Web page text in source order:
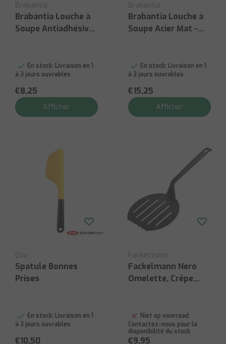
Brabantia
Brabantia Louche à
Soupe Antiadhésive
En stock: Livraison en 1
à 3 jours ouvrables
€8,25
Afficher
Brabantia
Brabantia Louche à
Soupe Acier Mat -
En stock: Livraison en 1
à 3 jours ouvrables
€15,25
Afficher
Oxo
Spatule Bonnes
Prises
En stock: Livraison en 1
à 3 jours ouvrables
€10,50
Fackelmann
Fackelmann Nero
Omelette, Crêpe
Niet op voorraad:
Contactez-nous pour la
disponibilité du stock
€9,95